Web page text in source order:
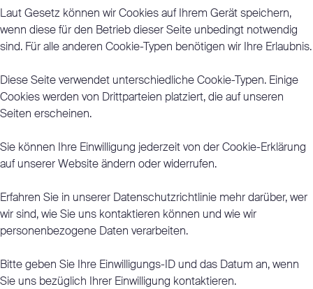
Laut Gesetz können wir Cookies auf Ihrem Gerät speichern,
wenn diese für den Betrieb dieser Seite unbedingt notwendig
sind. Für alle anderen Cookie-Typen benötigen wir Ihre Erlaubnis.
Diese Seite verwendet unterschiedliche Cookie-Typen. Einige
Cookies werden von Drittparteien platziert, die auf unseren
Seiten erscheinen.
Sie können Ihre Einwilligung jederzeit von der Cookie-Erklärung
auf unserer Website ändern oder widerrufen.
Erfahren Sie in unserer Datenschutzrichtlinie mehr darüber, wer
wir sind, wie Sie uns kontaktieren können und wie wir
personenbezogene Daten verarbeiten.
Bitte geben Sie Ihre Einwilligungs-ID und das Datum an, wenn
Sie uns bezüglich Ihrer Einwilligung kontaktieren.